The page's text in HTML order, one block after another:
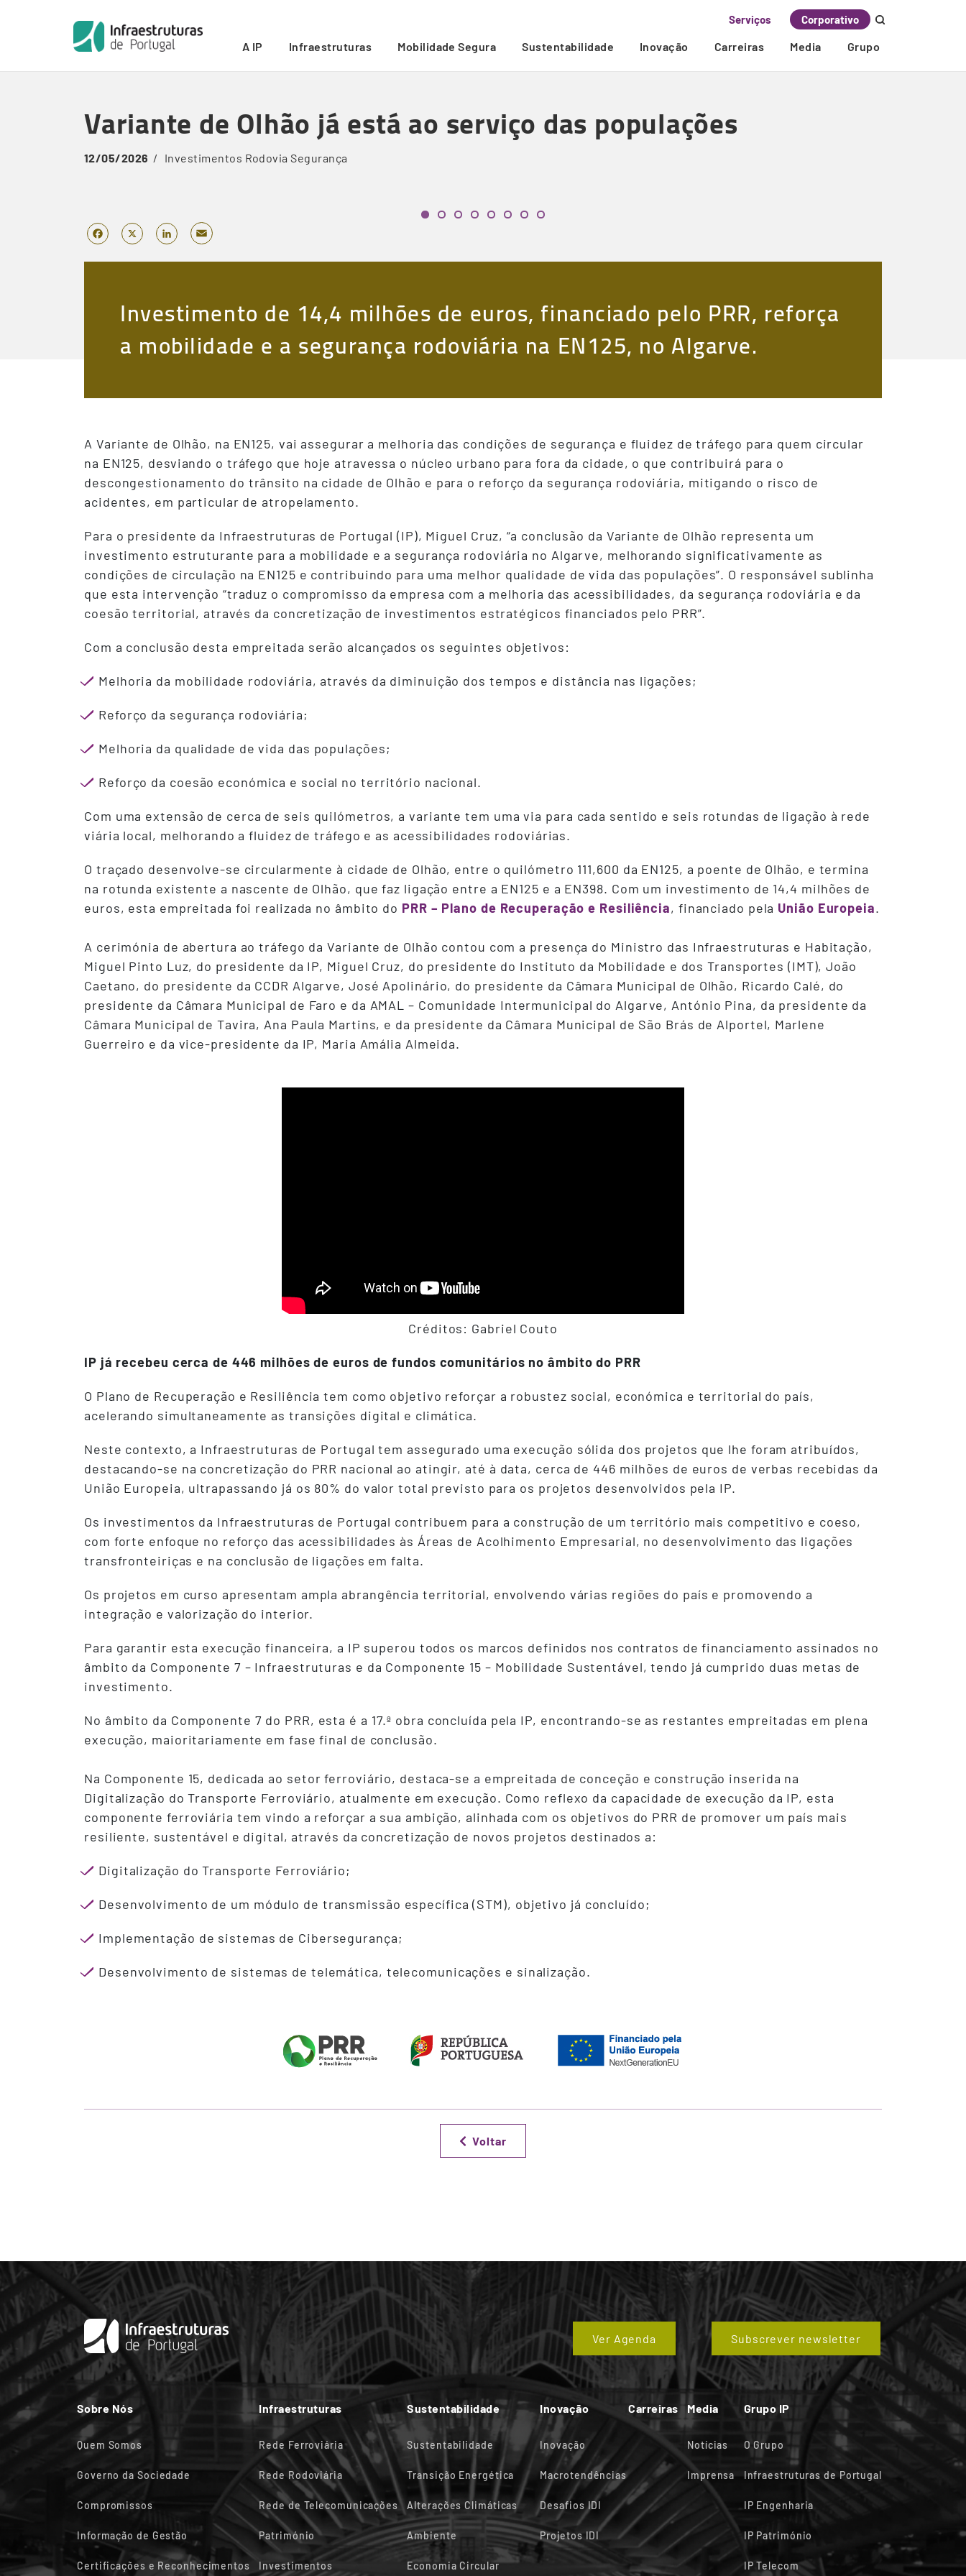
Serviços Corporativo
A IP Infraestruturas Mobilidade Segura Sustentabilidade Inovação Carreiras Media Grupo
Breadcrumb
Variante de Olhão já está ao serviço das populações
Variante de Olhão já está ao serviço das populações
12/05/2026 Investimentos Rodovia Segurança
Facebook
X LinkedIn
Investimento de 14,4 milhões de euros, financiado pelo PRR, reforça
a mobilidade e a segurança rodoviária na EN125, no Algarve.
A Variante de Olhão, na EN125, vai assegurar a melhoria das condições de segurança e fluidez de tráfego para quem circular
na EN125, desviando o tráfego que hoje atravessa o núcleo urbano para fora da cidade, o que contribuirá para o
descongestionamento do trânsito na cidade de Olhão e para o reforço da segurança rodoviária, mitigando o risco de
acidentes, em particular de atropelamento.
Para o presidente da Infraestruturas de Portugal (IP), Miguel Cruz, “a conclusão da Variante de Olhão representa um
investimento estruturante para a mobilidade e a segurança rodoviária no Algarve, melhorando significativamente as
condições de circulação na EN125 e contribuindo para uma melhor qualidade de vida das populações”. O responsável sublinha
que esta intervenção “traduz o compromisso da empresa com a melhoria das acessibilidades, da segurança rodoviária e da
coesão territorial, através da concretização de investimentos estratégicos financiados pelo PRR”.
Com a conclusão desta empreitada serão alcançados os seguintes objetivos:
Melhoria da mobilidade rodoviária, através da diminuição dos tempos e distância nas ligações;
Reforço da segurança rodoviária;
Melhoria da qualidade de vida das populações;
Reforço da coesão económica e social no território nacional.
Com uma extensão de cerca de seis quilómetros, a variante tem uma via para cada sentido e seis rotundas de ligação à rede
viária local, melhorando a fluidez de tráfego e as acessibilidades rodoviárias.
O traçado desenvolve-se circularmente à cidade de Olhão, entre o quilómetro 111,600 da EN125, a poente de Olhão, e termina
na rotunda existente a nascente de Olhão, que faz ligação entre a EN125 e a EN398. Com um investimento de 14,4 milhões de
euros, esta empreitada foi realizada no âmbito do PRR – Plano de Recuperação e Resiliência, financiado pela União Europeia.
A cerimónia de abertura ao tráfego da Variante de Olhão contou com a presença do Ministro das Infraestruturas e Habitação,
Miguel Pinto Luz, do presidente da IP, Miguel Cruz, do presidente do Instituto da Mobilidade e dos Transportes (IMT), João
Caetano, do presidente da CCDR Algarve, José Apolinário, do presidente da Câmara Municipal de Olhão, Ricardo Calé, do
presidente da Câmara Municipal de Faro e da AMAL – Comunidade Intermunicipal do Algarve, António Pina, da presidente da
Câmara Municipal de Tavira, Ana Paula Martins, e da presidente da Câmara Municipal de São Brás de Alportel, Marlene
Guerreiro e da vice-presidente da IP, Maria Amália Almeida.
Créditos: Gabriel Couto
IP já recebeu cerca de 446 milhões de euros de fundos comunitários no âmbito do PRR
O Plano de Recuperação e Resiliência tem como objetivo reforçar a robustez social, económica e territorial do país,
acelerando simultaneamente as transições digital e climática.
Neste contexto, a Infraestruturas de Portugal tem assegurado uma execução sólida dos projetos que lhe foram atribuídos,
destacando-se na concretização do PRR nacional ao atingir, até à data, cerca de 446 milhões de euros de verbas recebidas da
União Europeia, ultrapassando já os 80% do valor total previsto para os projetos desenvolvidos pela IP.
Os investimentos da Infraestruturas de Portugal contribuem para a construção de um território mais competitivo e coeso,
com forte enfoque no reforço das acessibilidades às Áreas de Acolhimento Empresarial, no desenvolvimento das ligações
transfronteiriças e na conclusão de ligações em falta.
Os projetos em curso apresentam ampla abrangência territorial, envolvendo várias regiões do país e promovendo a
integração e valorização do interior.
Para garantir esta execução financeira, a IP superou todos os marcos definidos nos contratos de financiamento assinados no
âmbito da Componente 7 – Infraestruturas e da Componente 15 – Mobilidade Sustentável, tendo já cumprido duas metas de
investimento.
No âmbito da Componente 7 do PRR, esta é a 17.ª obra concluída pela IP, encontrando-se as restantes empreitadas em plena
execução, maioritariamente em fase final de conclusão.
Na Componente 15, dedicada ao setor ferroviário, destaca-se a empreitada de conceção e construção inserida na
Digitalização do Transporte Ferroviário, atualmente em execução. Como reflexo da capacidade de execução da IP, esta
componente ferroviária tem vindo a reforçar a sua ambição, alinhada com os objetivos do PRR de promover um país mais
resiliente, sustentável e digital, através da concretização de novos projetos destinados a:
Digitalização do Transporte Ferroviário;
Desenvolvimento de um módulo de transmissão específica (STM), objetivo já concluído;
Implementação de sistemas de Cibersegurança;
Desenvolvimento de sistemas de telemática, telecomunicações e sinalização.
Voltar
Ver Agenda Subscrever newsletter
Sobre Nós
Quem Somos
Governo da Sociedade
Compromissos
Informação de Gestão
Certificações e Reconhecimentos
Infraestruturas
Rede Ferroviária
Rede Rodoviária
Rede de Telecomunicações
Património
Investimentos
Sustentabilidade
Sustentabilidade
Transição Energética
Alterações Climáticas
Ambiente
Economia Circular
Inovação
Inovação
Macrotendências
Desafios IDI
Projetos IDI
Carreiras Media
Notícias
Imprensa
Grupo IP
O Grupo
Infraestruturas de Portugal
IP Engenharia
IP Património
IP Telecom